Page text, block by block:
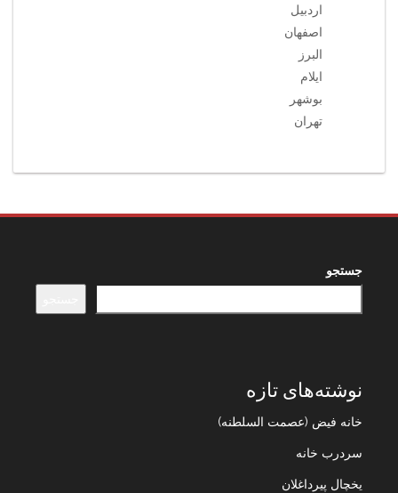
اردبیل
اصفهان
البرز
ایلام
بوشهر
تهران
جستجو
نوشته‌های تازه
خانه فیض (عصمت السلطنه)
سردرب خانه
یخچال پیرداغلان